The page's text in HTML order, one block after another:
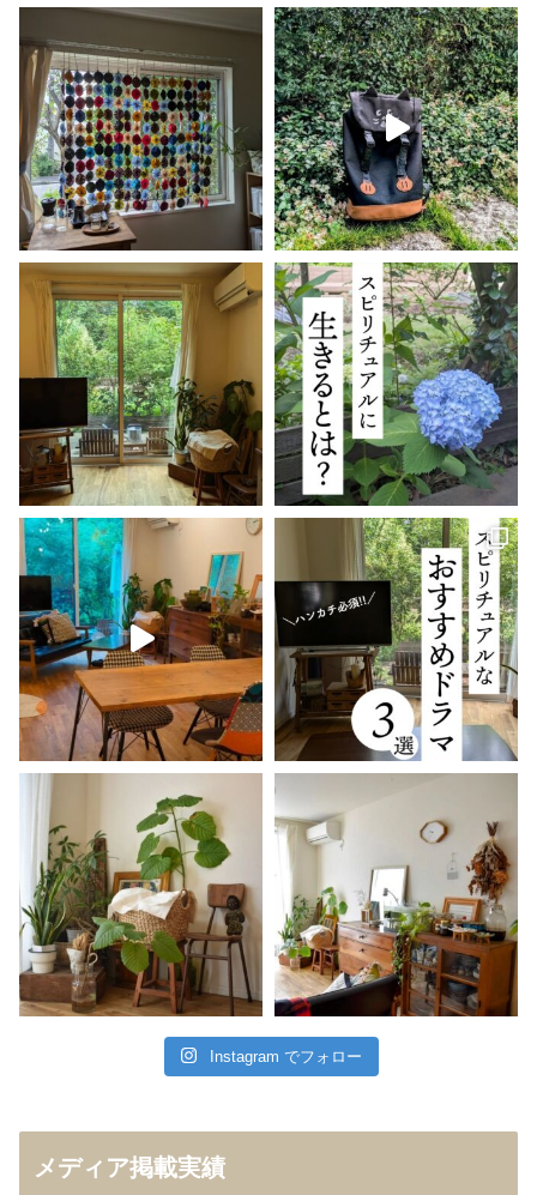
Instagram でフォロー
メディア掲載実績